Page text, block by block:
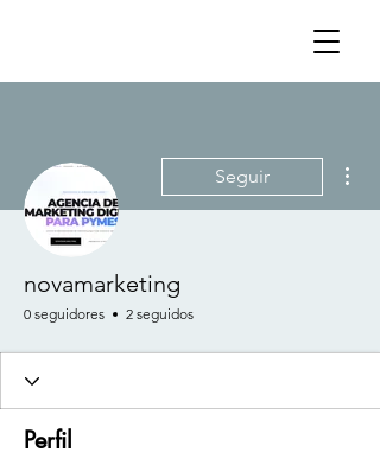
Seguir
novamarketing
0 seguidores 2 seguidos
Perfil